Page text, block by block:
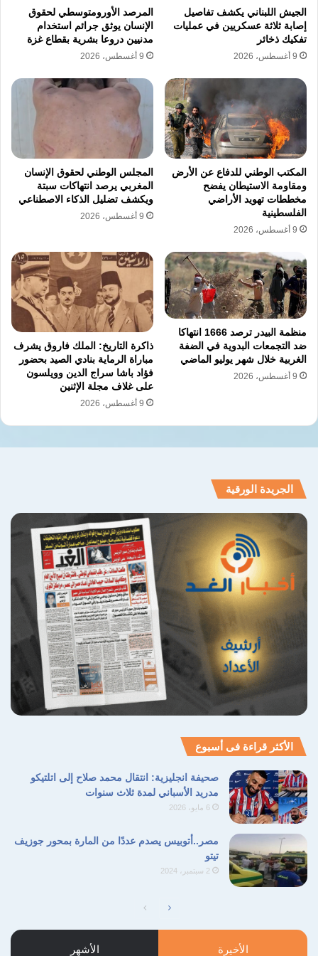
المساءلة العلنية. تفتقر السجون العراقية الى الحد
الادنى من المعايير الانسانية حيث الاكتظاظ الشديد
وسوء التغذية والحرمان من الرعاية الطبية
الاساسية للنزلاء.
اوضح الناشط الحقوقي خالد البياتي ان ملف
التعذيب يدار في الخفاء بعيدا عن الاعين وبدون
نتائج تحقيقات شفافة تعلن للراي العام. اكد خالد
البياتي ان غياب الرقابة المستقلة يعزز ثقافة
الافلات من العقاب ويجعل من مراكز التوقيف بيئة
خصبة للازمات النفسية والصحية. تبرز اسماء
معتقلات سيئة السمعة مثل سجن الحوت في
محافظة ذي قار وسجن الرصافة المركزي وسجن
الحلة كشواهد على الاهمال الحكومي الصارخ. حذر
نواب في البرلمان من تزايد حالات الانتحار بين
النزلاء نتيجة الضغوط النفسية والتعذيب المستمر
الذي يدفعهم لانهاء حياتهم هربا من الجحيم.
انتزاع اعترافات انتهاكات التحقيق
تعذيب المعتقلين
سجون العراق
نسخ الرابط
الجيش اللبناني يكشف تفاصيل
إصابة ثلاثة عسكريين في عمليات
تفكيك ذخائر
9 أغسطس، 2026
المرصد الأورومتوسطي لحقوق
الإنسان يوثق جرائم استخدام
مدنيين دروعا بشرية بقطاع غزة
9 أغسطس، 2026
المكتب الوطني للدفاع عن الأرض
ومقاومة الاستيطان يفضح
مخططات تهويد الأراضي
الفلسطينية
9 أغسطس، 2026
المجلس الوطني لحقوق الإنسان
المغربي يرصد انتهاكات سبتة
ويكشف تضليل الذكاء الاصطناعي
9 أغسطس، 2026
منظمة البيدر ترصد 1666 انتهاكا
ضد التجمعات البدوية في الضفة
الغربية خلال شهر يوليو الماضي
9 أغسطس، 2026
ذاكرة التاريخ: الملك فاروق يشرف
مباراة الرماية بنادي الصيد بحضور
فؤاد باشا سراج الدين وويلسون
على غلاف مجلة الإثنين
9 أغسطس، 2026
الجريدة الورقية
الأكثر قراءة فى أسبوع
صحيفة انجليزية: انتقال محمد صلاح إلى اتلتيكو
مدريد الأسباني لمدة ثلاث سنوات
6 مايو، 2026
مصر..أتوبيس يصدم عددًا من المارة بمحور جوزيف
تيتو
2 سبتمبر، 2024
الصفحة
السابقة
الصفحة
التالية
الأخيرة الأشهر